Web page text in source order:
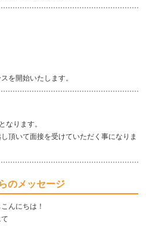
を開始いたします。
なります。
頂いて面接を受けていただく事になりま
のメッセージ
んにちは！